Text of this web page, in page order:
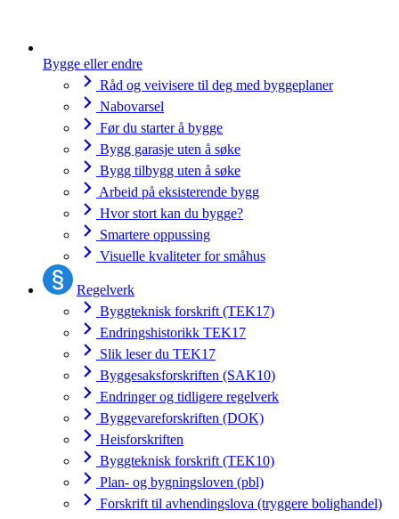
Bygge eller endre
Råd og veivisere til deg med byggeplaner
Nabovarsel
Før du starter å bygge
Bygg garasje uten å søke
Bygg tilbygg uten å søke
Arbeid på eksisterende bygg
Hvor stort kan du bygge?
Smartere oppussing
Visuelle kvaliteter for småhus
Regelverk
Byggteknisk forskrift (TEK17)
Endringshistorikk TEK17
Slik leser du TEK17
Byggesaksforskriften (SAK10)
Endringer og tidligere regelverk
Byggevareforskriften (DOK)
Heisforskriften
Byggteknisk forskrift (TEK10)
Plan- og bygningsloven (pbl)
Forskrift til avhendingslova (tryggere bolighandel)